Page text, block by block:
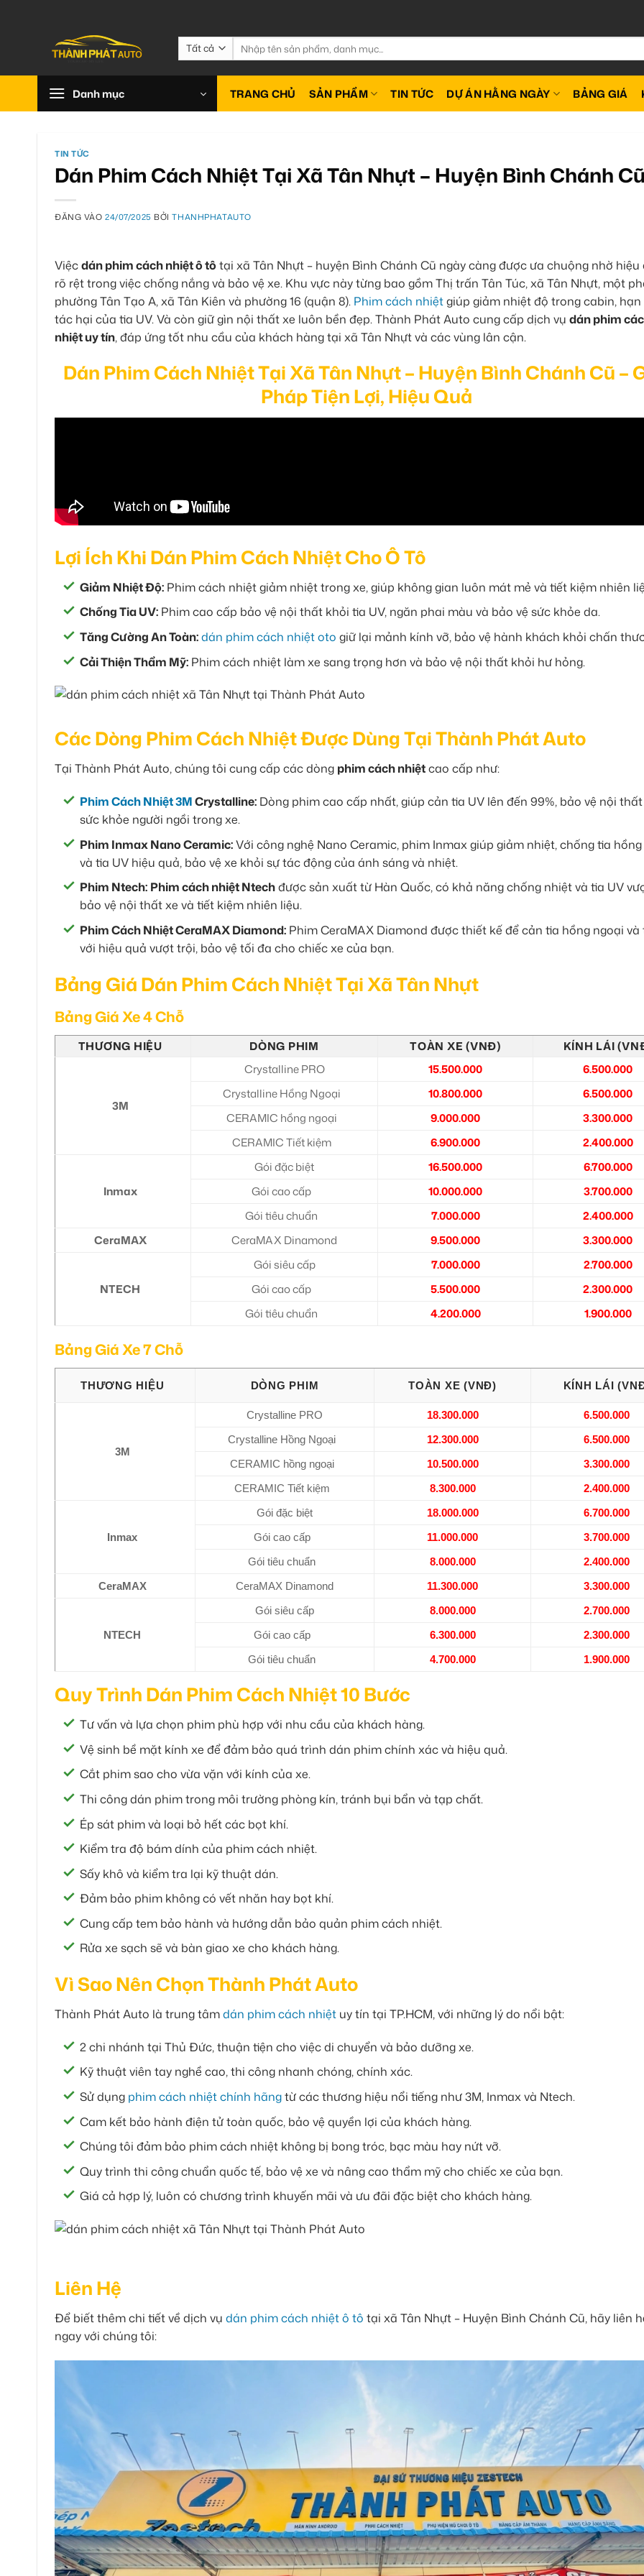
Tìm
kiếm:
Danh mục TRANG CHỦ SẢN PHẨM TIN TỨC DỰ ÁN HẰNG NGÀY BẢNG GIÁ
TIN TỨC
Dán Phim Cách Nhiệt Tại Xã Tân Nhựt – Huyện Bình Chánh
ĐĂNG VÀO24/07/2025 BỞITHANHPHATAUTO
Việcdán phim cách nhiệt ô tô tại xã Tân Nhựt – huyện Bình Chánh Cũ ngày càng được ưa chuộng nhờ hiệu
rõ rệt trong việc chống nắng và bảo vệ xe. Khu vực này từng bao gồm Thị trấn Tân Túc, xã Tân Nhựt, một
phường Tân Tạo A, xã Tân Kiên và phường 16 (quận 8). Phim cách nhiệtgiúp giảm nhiệt độ trong cabin, hạn
tác hại của tia UV. Và còn giữ gìn nội thất xe luôn bền đẹp. Thành Phát Auto cung cấp dịch vụ dán phim
nhiệt uy tín, đáp ứng tốt nhu cầu của khách hàng tại xã Tân Nhựt và các vùng lân cận.
Dán Phim Cách Nhiệt Tại Xã Tân Nhựt – Huyện Bình Chánh Cũ –
Pháp Tiện Lợi, Hiệu Quả
Lợi Ích Khi Dán Phim Cách Nhiệt Cho Ô Tô
Giảm Nhiệt Độ: Phim cách nhiệt giảm nhiệt trong xe, giúp không gian luôn mát mẻ và tiết kiệm nhiên
Chống Tia UV: Phim cao cấp bảo vệ nội thất khỏi tia UV, ngăn phai màu và bảo vệ sức khỏe da.
Tăng Cường An Toàn:dán phim cách nhiệt oto giữ lại mảnh kính vỡ, bảo vệ hành khách khỏi chấn
Cải Thiện Thẩm Mỹ: Phim cách nhiệt làm xe sang trọng hơn và bảo vệ nội thất khỏi hư hỏng.
Các Dòng Phim Cách Nhiệt Được Dùng Tại Thành Phát Auto
Tại Thành Phát Auto, chúng tôi cung cấp các dòng phim cách nhiệtcao cấp như:
Phim Cách Nhiệt 3MCrystalline: Dòng phim cao cấp nhất, giúp cản tia UV lên đến 99%, bảo vệ nội
sức khỏe người ngồi trong xe.
Phim Inmax Nano Ceramic:Với công nghệ Nano Ceramic, phim Inmax giúp giảm nhiệt, chống tia
và tia UV hiệu quả, bảo vệ xe khỏi sự tác động của ánh sáng và nhiệt.
Phim Ntech: Phim cách nhiệt Ntechđược sản xuất từ Hàn Quốc, có khả năng chống nhiệt và tia UV
bảo vệ nội thất xe và tiết kiệm nhiên liệu.
Phim Cách Nhiệt CeraMAX Diamond: Phim CeraMAX Diamond được thiết kế để cản tia hồng ngoại và
với hiệu quả vượt trội, bảo vệ tối đa cho chiếc xe của bạn.
Bảng Giá Dán Phim Cách Nhiệt Tại Xã Tân Nhựt
Bảng Giá Xe 4 Chỗ
THƯƠNG HIỆU DÒNG PHIM TOÀN XE (VNĐ) KÍNH LÁI
3M
Crystalline PRO 15.500.000
6.500.000
Crystalline Hồng Ngoại
10.800.000
6.500.000
CERAMIC hồng ngoại
9.000.000
3.300.000
CERAMIC Tiết kiệm
6.900.000 2.400.000
Inmax
Gói đặc biệt 16.500.000
6.700.000
Gói cao cấp
10.000.000
3.700.000
Gói tiêu chuẩn
7.000.000
2.400.000
CeraMAX
CeraMAX Dinamond 9.500.000 3.300.000
NTECH
Gói siêu cấp 7.000.000
2.700.000
Gói cao cấp
5.500.000
2.300.000
Gói tiêu chuẩn
4.200.000 1.900.000
Bảng Giá Xe 7 Chỗ
THƯƠNG HIỆU DÒNG PHIM TOÀN XE (VNĐ) KÍNH LÁI
3M
Crystalline PRO 18.300.000
6.500.000
Crystalline Hồng Ngoại
12.300.000
6.500.000
CERAMIC hồng ngoại
10.500.000
3.300.000
CERAMIC Tiết kiệm
8.300.000 2.400.000
Inmax
Gói đặc biệt 18.000.000
6.700.000
Gói cao cấp
11.000.000
3.700.000
Gói tiêu chuẩn
8.000.000
2.400.000
CeraMAX
CeraMAX Dinamond 11.300.000 3.300.000
NTECH
Gói siêu cấp 8.000.000
2.700.000
Gói cao cấp
6.300.000
2.300.000
Gói tiêu chuẩn
4.700.000 1.900.000
Quy Trình Dán Phim Cách Nhiệt 10 Bước
Tư vấn và lựa chọn phim phù hợp với nhu cầu của khách hàng.
Vệ sinh bề mặt kính xe để đảm bảo quá trình dán phim chính xác và hiệu quả.
Cắt phim sao cho vừa vặn với kính của xe.
Thi công dán phim trong môi trường phòng kín, tránh bụi bẩn và tạp chất.
Ép sát phim và loại bỏ hết các bọt khí.
Kiểm tra độ bám dính của phim cách nhiệt.
Sấy khô và kiểm tra lại kỹ thuật dán.
Đảm bảo phim không có vết nhăn hay bọt khí.
Cung cấp tem bảo hành và hướng dẫn bảo quản phim cách nhiệt.
Rửa xe sạch sẽ và bàn giao xe cho khách hàng.
Vì Sao Nên Chọn Thành Phát Auto
Thành Phát Auto là trung tâmdán phim cách nhiệt uy tín tại TP.HCM, với những lý do nổi bật:
2 chi nhánh tại Thủ Đức, thuận tiện cho việc di chuyển và bảo dưỡng xe.
Kỹ thuật viên tay nghề cao, thi công nhanh chóng, chính xác.
Sử dụng phim cách nhiệt chính hãngtừ các thương hiệu nổi tiếng như 3M, Inmax và Ntech.
Cam kết bảo hành điện tử toàn quốc, bảo vệ quyền lợi của khách hàng.
Chúng tôi đảm bảo phim cách nhiệt không bị bong tróc, bạc màu hay nứt vỡ.
Quy trình thi công chuẩn quốc tế, bảo vệ xe và nâng cao thẩm mỹ cho chiếc xe của bạn.
Giá cả hợp lý, luôn có chương trình khuyến mãi và ưu đãi đặc biệt cho khách hàng.
Liên Hệ
Để biết thêm chi tiết về dịch vụ dán phim cách nhiệt ô tô tại xã Tân Nhựt – Huyện Bình Chánh Cũ, hãy liên
ngay với chúng tôi: